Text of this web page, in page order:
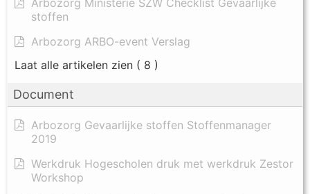
stoffen
Arbozorg ARBO-event Verslag
Laat alle artikelen zien ( 8 )
Document
Arbozorg Gevaarlijke stoffen Stoffenmanager
2019
Werkdruk Hogescholen druk met werkdruk Zestor
Workshop